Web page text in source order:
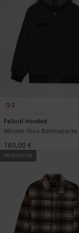
2
Fallout Hooded
Männer Grau Bomberjacke
180,00 €
NEUHEITEN